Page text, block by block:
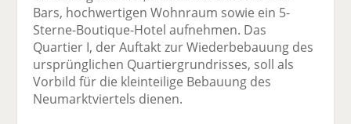
Bars, hochwertigen Wohnraum sowie ein 5-
Sterne-Boutique-Hotel aufnehmen. Das
Quartier I, der Auftakt zur Wiederbebauung des
ursprünglichen Quartiergrundrisses, soll als
Vorbild für die kleinteilige Bebauung des
Neumarktviertels dienen.